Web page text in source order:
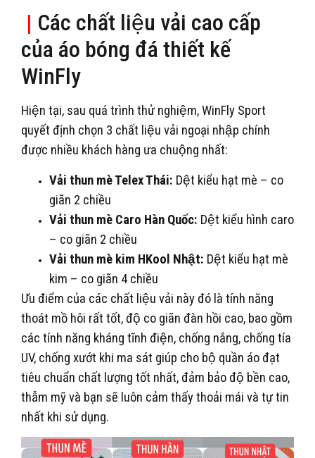
| Các chất liệu vải cao cấp
của áo bóng đá thiết kế
WinFly
Hiện tại, sau quá trình thử nghiệm, WinFly Sport
quyết định chọn 3 chất liệu vải ngoại nhập chính
được nhiều khách hàng ưa chuộng nhất:
Vải thun mè Telex Thái: Dệt kiểu hạt mè – co
giãn 2 chiều
Vải thun mè Caro Hàn Quốc: Dệt kiểu hình caro
– co giãn 2 chiều
Vải thun mè kim HKool Nhật: Dệt kiểu hạt mè
kim – co giãn 4 chiều
Ưu điểm của các chất liệu vải này đó là tính năng
thoát mồ hôi rất tốt, độ co giãn đàn hồi cao, bao gồm
các tính năng kháng tĩnh điện, chống nắng, chống tía
UV, chống xướt khi ma sát giúp cho bộ quần áo đạt
tiêu chuẩn chất lượng tốt nhất, đảm bảo độ bền cao,
thẫm mỹ và bạn sẽ luôn cảm thấy thoải mái và tự tin
nhất khi sử dụng.